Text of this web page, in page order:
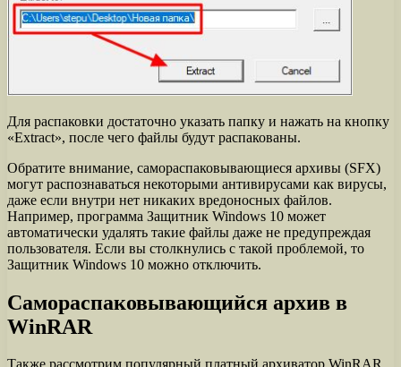
Для распаковки достаточно указать папку и нажать на кнопку
«Extract», после чего файлы будут распакованы.
Обратите внимание, самораспаковывающиеся архивы (SFX)
могут распознаваться некоторыми антивирусами как вирусы,
даже если внутри нет никаких вредоносных файлов.
Например, программа Защитник Windows 10 может
автоматически удалять такие файлы даже не предупреждая
пользователя. Если вы столкнулись с такой проблемой, то
Защитник Windows 10 можно отключить.
Самораспаковывающийся архив в
WinRAR